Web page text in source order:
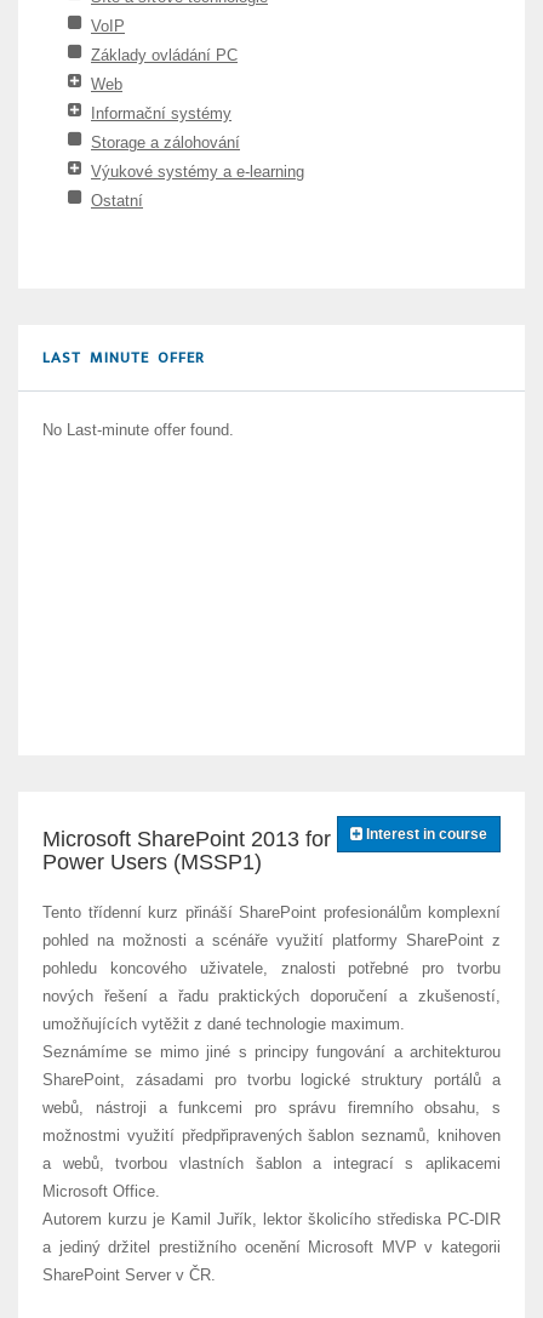
VoIP
Základy ovládání PC
Web
Informační systémy
Storage a zálohování
Výukové systémy a e-learning
Ostatní
LAST MINUTE OFFER
No Last-minute offer found.
Interest in course
Microsoft SharePoint 2013 for
Power Users (MSSP1)
Tento třídenní kurz přináší SharePoint profesionálům komplexní
pohled na možnosti a scénáře využití platformy SharePoint z
pohledu koncového uživatele, znalosti potřebné pro tvorbu
nových řešení a řadu praktických doporučení a zkušeností,
umožňujících vytěžit z dané technologie maximum.
Seznámíme se mimo jiné s principy fungování a architekturou
SharePoint, zásadami pro tvorbu logické struktury portálů a
webů, nástroji a funkcemi pro správu firemního obsahu, s
možnostmi využití předpřipravených šablon seznamů, knihoven
a webů, tvorbou vlastních šablon a integrací s aplikacemi
Microsoft Office.
Autorem kurzu je Kamil Juřík, lektor školicího střediska PC-DIR
a jediný držitel prestižního ocenění Microsoft MVP v kategorii
SharePoint Server v ČR.